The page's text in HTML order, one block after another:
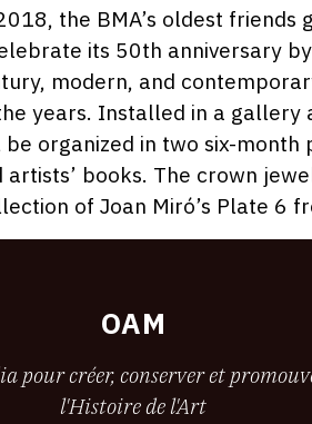
Art
Museum
Drive,
21218
Baltimore
the BMA’s oldest friends
its 50th anniversary
modern, and
years. Installed in a
organized in two six-
artists’ books. The crown
of Joan Miró’s Plate 6
OAM
pour créer, conserver et
l'Histoire de l'Art